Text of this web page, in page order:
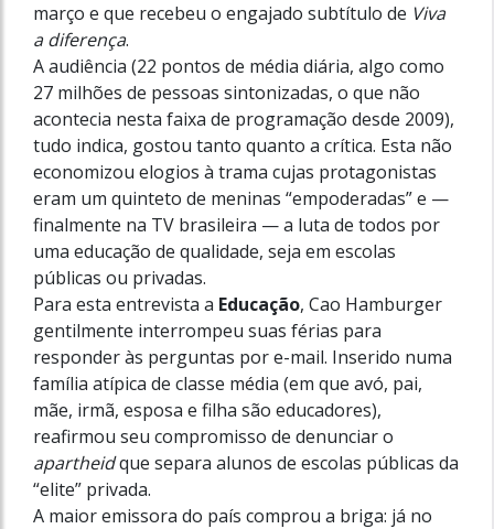
março e que recebeu o engajado subtítulo de Viva
a diferença.
A audiência (22 pontos de média diária, algo como
27 milhões de pessoas sintonizadas, o que não
acontecia nesta faixa de programação desde 2009),
tudo indica, gostou tanto quanto a crítica. Esta não
economizou elogios à trama cujas protagonistas
eram um quinteto de meninas “empoderadas” e —
finalmente na TV brasileira — a luta de todos por
uma educação de qualidade, seja em escolas
públicas ou privadas.
Para esta entrevista a Educação, Cao Hamburger
gentilmente interrompeu suas férias para
responder às perguntas por e-mail. Inserido numa
família atípica de classe média (em que avó, pai,
mãe, irmã, esposa e filha são educadores),
reafirmou seu compromisso de denunciar o
apartheidque separa alunos de escolas públicas da
“elite” privada.
A maior emissora do país comprou a briga: já no